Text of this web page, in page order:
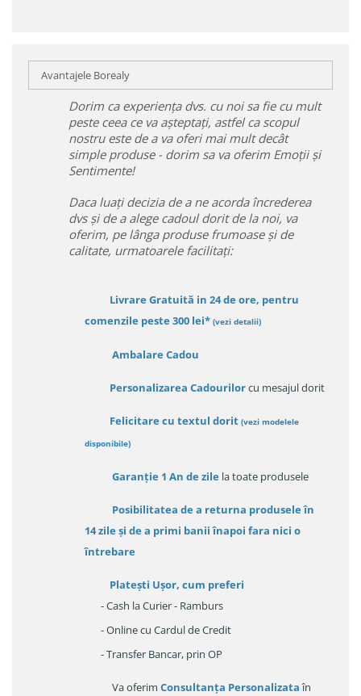
Avantajele Borealy
Dorim ca experiența dvs. cu noi sa fie cu mult
peste ceea ce va așteptați, astfel ca scopul
nostru este de a va oferi mai mult decât
simple produse - dorim sa va oferim Emoții și
Sentimente!
Daca luați decizia de a ne acorda încrederea
dvs și de a alege cadoul dorit de la noi, va
oferim, pe lânga produse frumoase și de
calitate, urmatoarele facilitați:
Livrare Gratuită in 24 de ore, pentru
comenzile peste 300 lei* (vezi detalii)
Ambalare Cadou
Personalizarea Cadourilorcu mesajul dorit
Felicitare cu textul dorit (vezi modelele
disponibile)
Garanție 1 An de zile la toate produsele
Posibilitatea de a returna produsele în
14 zileși de a primi banii înapoi fara nici o
întrebare
Platești Ușor, cum preferi
- Cash la Curier - Ramburs
- Online cu Cardul de Credit
- Transfer Bancar, prin OP
Va oferim Consultanța Personalizataîn